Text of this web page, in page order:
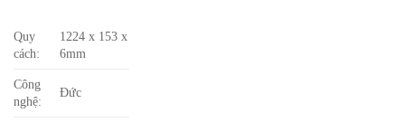
Quy
cách:
1224 x 153 x
6mm
Công
nghệ:
Đức